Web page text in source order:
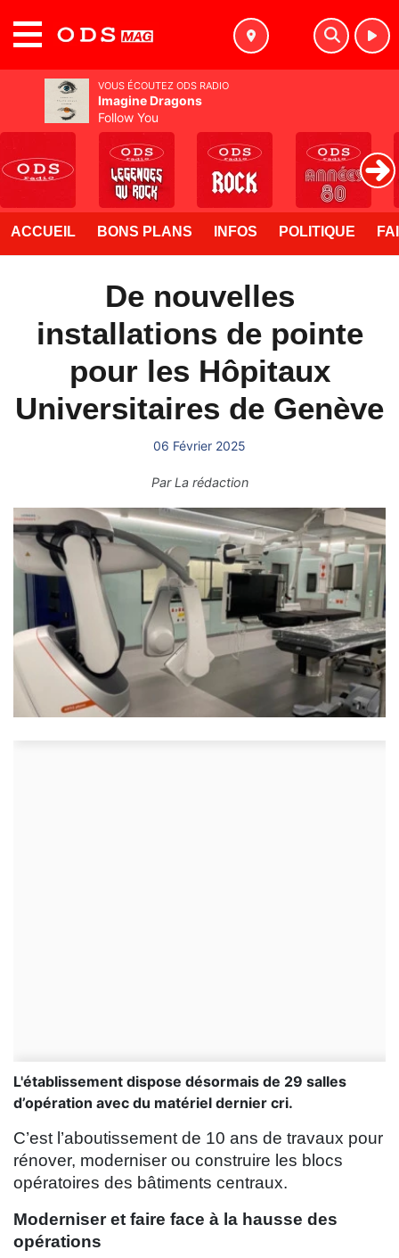
ACCUEIL BONS PLANS INFOS POLITIQUE
De nouvelles
installations de pointe
pour les Hôpitaux
Universitaires de Genève
06 Février 2025
ParLa rédaction
L'établissement dispose désormais de 29 salles
d’opération avec du matériel dernier cri.
C’est l’aboutissement de 10 ans de travaux pour
rénover, moderniser ou construire les blocs
opératoires des bâtiments centraux.
Moderniser et faire face à la hausse des
opérations
VOUS ÉCOUTEZ ODS RADIO
Imagine Dragons
Follow You